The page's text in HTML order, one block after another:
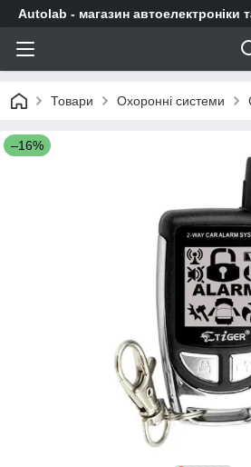
Autolab - магазин автоелектроніки
Товари Охоронні системи
–16%